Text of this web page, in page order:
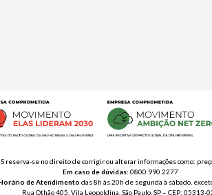
reserva-se no direito de corrigir ou alterar informações como:
Em caso de dúvidas: 0800 990 2277
de Atendimento das 8h às 20h de segunda à sábado,
Rua Othão 405, Vila Leopoldina, São Paulo, SP – CEP: 05313-